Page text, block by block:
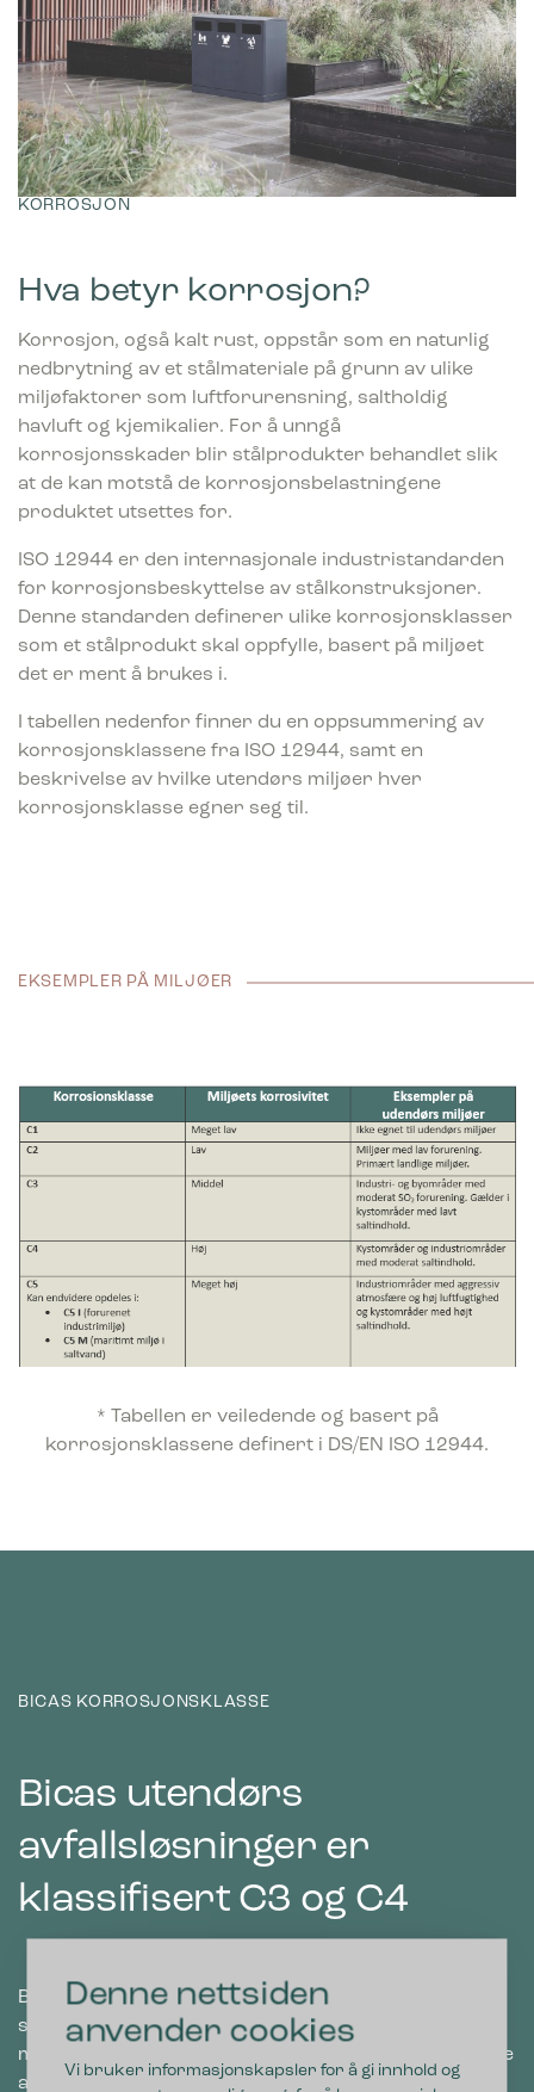
Denne nettsiden
anvender cookies
Vi bruker informasjonskapsler for å gi innhold og
KORROSJON
Hva betyr korrosjon?
Korrosjon, også kalt rust, oppstår som en naturlig
nedbrytning av et stålmateriale på grunn av ulike
miljøfaktorer som luftforurensning, saltholdig
havluft og kjemikalier. For å unngå
korrosjonsskader blir stålprodukter behandlet slik
at de kan motstå de korrosjonsbelastningene
produktet utsettes for.
ISO 12944 er den internasjonale industristandarden
for korrosjonsbeskyttelse av stålkonstruksjoner.
Denne standarden definerer ulike korrosjonsklasser
som et stålprodukt skal oppfylle, basert på miljøet
det er ment å brukes i.
I tabellen nedenfor finner du en oppsummering av
korrosjonsklassene fra ISO 12944, samt en
beskrivelse av hvilke utendørs miljøer hver
korrosjonsklasse egner seg til.
EKSEMPLER PÅ MILJØER
* Tabellen er veiledende og basert på
korrosjonsklassene definert i DS/EN ISO 12944.
BICAS KORROSJONSKLASSE
Bicas utendørs
avfallsløsninger er
klassifisert C3 og C4
Bicas utendørs avfallsbeholdere er alle produsert i
stål. Dette materialet er sterkt og har lang levetid,
men som beskrevet ovenfor kan stålprodukter ruste
avhengig av miljøet de plasseres i.